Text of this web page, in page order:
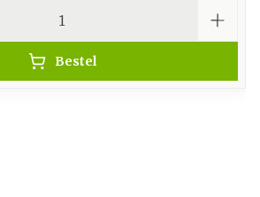
Bestel